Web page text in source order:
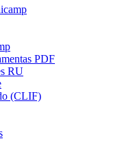
PDF
RU
(CLIF)